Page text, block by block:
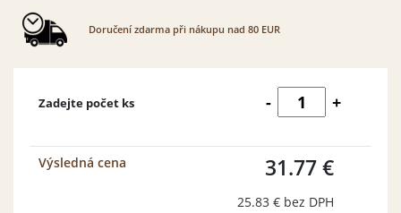
Doručení zdarma při nákupu nad 80 EUR
Zadejte počet ks -
navliekacia+
Výsledná cena 31.77 €
25.83 € bez DPH